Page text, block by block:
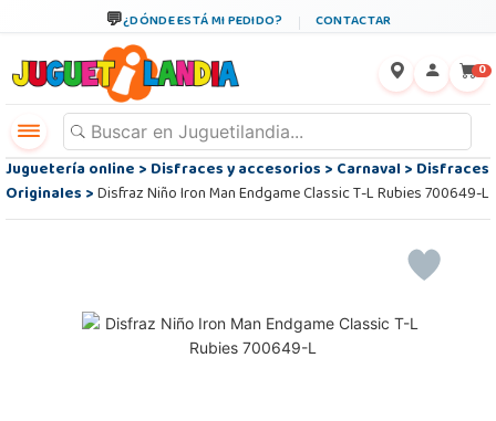
¿DÓNDE ESTÁ MI PEDIDO? CONTACTAR
0
Juguetería online>Disfraces y accesorios>Carnaval>Disfraces
Originales>Disfraz Niño Iron Man Endgame Classic T-L Rubies 700649-L